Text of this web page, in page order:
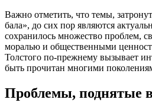
Важно отметить, что темы,
бала», до сих пор являются
сохранилось множество проблем,
моралью и общественными
Толстого по-прежнему вызывает
быть прочитан многими
Проблемы, поднятые